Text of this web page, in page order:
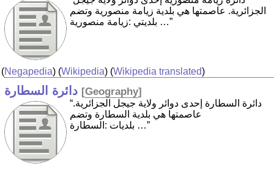
الجزائرية. عاصمتها هي بلدية زيامة منصورية وتضم
بلديتي :زيامة منصورية …”
(Negapedia) (Wikipedia) (Wikipedia translated)
دائرة السطارة [Geography]
“دائرة السطارة إحدى دوائر ولاية جيجل الجزائرية.
عاصمتها هي بلدية السطارة وتضم
بلديات :السطارة …”